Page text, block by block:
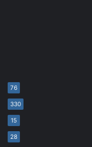
76
330
15
28